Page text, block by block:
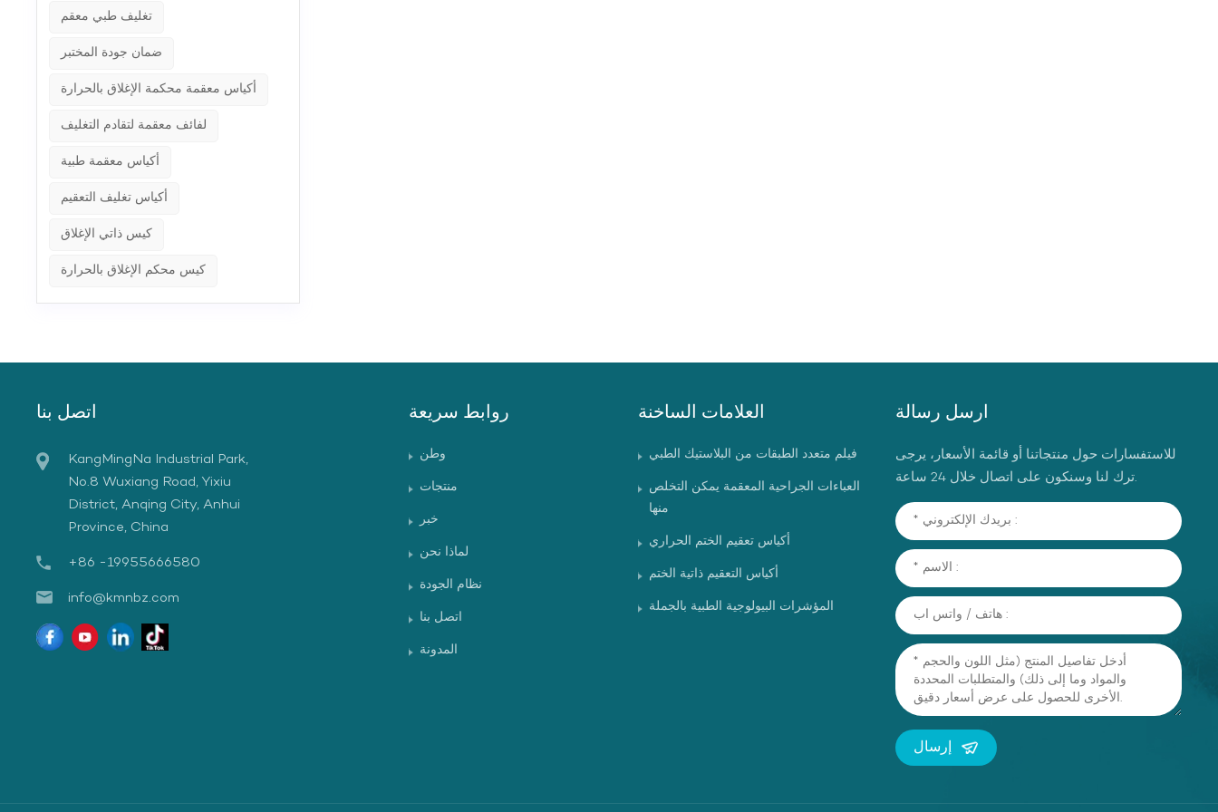
تغليف طبي معقم
ضمان جودة المختبر
أكياس معقمة محكمة الإغلاق بالحرارة
لفائف معقمة لتقادم التغليف
أكياس معقمة طبية
أكياس تغليف التعقيم
كيس ذاتي الإغلاق
كيس محكم الإغلاق بالحرارة
اتصل بنا
KangMingNa Industrial Park,
No.8 Wuxiang Road, Yixiu
District, Anqing City, Anhui
Province, China
+86 -19955666580
info@kmnbz.com
روابط سريعة
وطن
منتجات
خبر
لماذا نحن
نظام الجودة
اتصل بنا
المدونة
العلامات الساخنة
فيلم متعدد الطبقات من البلاستيك الطبي
العباءات الجراحية المعقمة يمكن التخلص
منها
أكياس تعقيم الختم الحراري
أكياس التعقيم ذاتية الختم
المؤشرات البيولوجية الطبية بالجملة
ارسل رسالة
للاستفسارات حول منتجاتنا أو قائمة الأسعار، يرجى
ترك لنا وسنكون على اتصال خلال 24 ساعة.
إرسال